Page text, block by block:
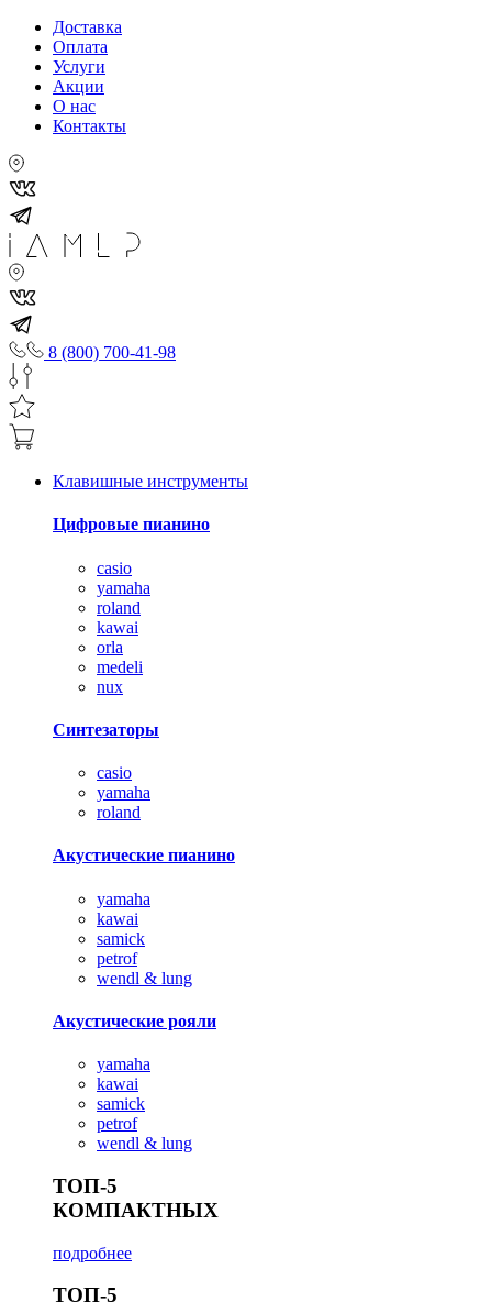
Доставка
Оплата
Услуги
Акции
О нас
Контакты
8 (800) 700-41-98
Клавишные инструменты
Цифровые пианино
casio
yamaha
roland
kawai
orla
medeli
nux
Синтезаторы
casio
yamaha
roland
Акустические пианино
yamaha
kawai
samick
petrof
wendl & lung
Акустические рояли
yamaha
kawai
samick
petrof
wendl & lung
ТОП-5
КОМПАКТНЫХ
подробнее
ТОП-5